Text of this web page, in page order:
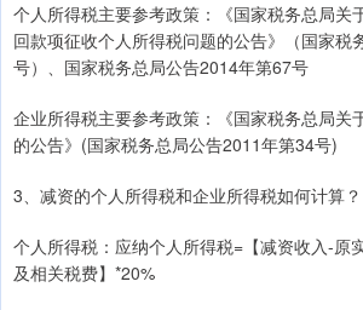
个人所得税主要参考政策：《国家税务总局关
回款项征收个人所得税问题的公告》（国家税
号）、国家税务总局公告2014年第67号
企业所得税主要参考政策：《国家税务总局关
的公告》(国家税务总局公告2011年第34号)
3、减资的个人所得税和企业所得税如何计算？
个人所得税：应纳个人所得税=【减资收入-原
及相关税费】*20%